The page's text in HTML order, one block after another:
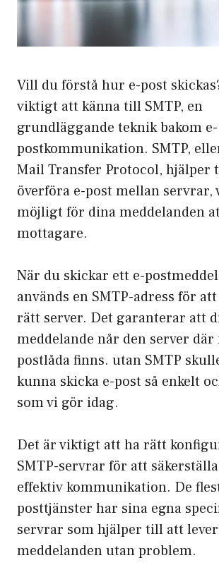
Vill du förstå hur e-post
viktigt att känna till SMTP, en
grundläggande teknik bakom e-
postkommunikation. SMTP,
Mail Transfer Protocol, hjälper
överföra e-post mellan servrar,
möjligt för dina meddelanden
mottagare.
När du skickar ett e-
används en SMTP-adress för
rätt server. Det garanterar att
meddelande når den server
postlåda finns. utan SMTP
kunna skicka e-post så enkelt
som vi gör idag.
Det är viktigt att ha rätt
SMTP-servrar för att
effektiv kommunikation. De
posttjänster har sina egna
servrar som hjälper till att
meddelanden utan problem.